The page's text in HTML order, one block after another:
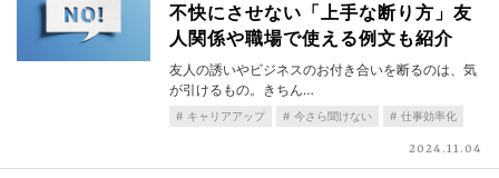
不快にさせない「上手な断り方」友
人関係や職場で使える例文も紹介
友人の誘いやビジネスのお付き合いを断るのは、気
が引けるもの。きちん…
キャリアアップ 今さら聞けない 仕事効率化
2024.11.04